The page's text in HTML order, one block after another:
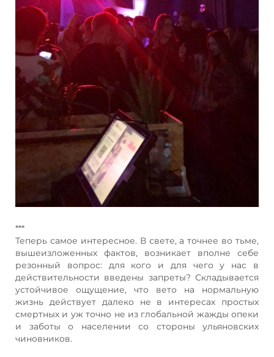
***
Теперь самое интересное. В свете, а точнее во тьме,
вышеизложенных фактов, возникает вполне себе
резонный вопрос: для кого и для чего у нас в
действительности введены запреты? Складывается
устойчивое ощущение, что вето на нормальную
жизнь действует далеко не в интересах простых
смертных и уж точно не из глобальной жажды опеки
и заботы о населении со стороны ульяновских
чиновников.